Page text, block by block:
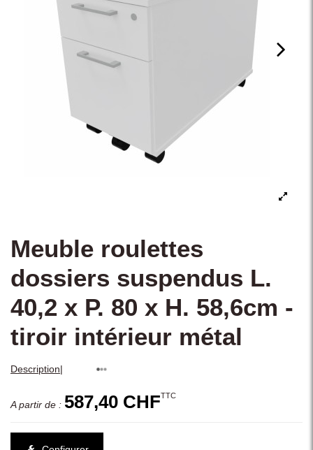
Meuble roulettes
dossiers suspendus L.
40,2 x P. 80 x H. 58,6cm -
tiroir intérieur métal
Description|
A partir de : 587,40 CHFTTC